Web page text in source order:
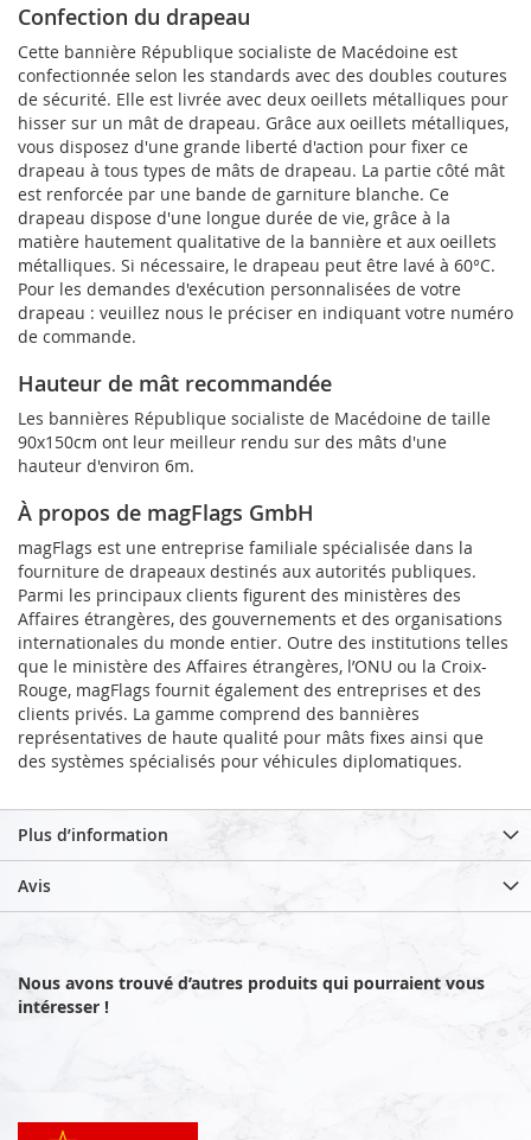
Confection du drapeau
Cette bannière République socialiste de Macédoine est
confectionnée selon les standards avec des doubles coutures
de sécurité. Elle est livrée avec deux oeillets métalliques pour
hisser sur un mât de drapeau. Grâce aux oeillets métalliques,
vous disposez d'une grande liberté d'action pour fixer ce
drapeau à tous types de mâts de drapeau. La partie côté mât
est renforcée par une bande de garniture blanche. Ce
drapeau dispose d'une longue durée de vie, grâce à la
matière hautement qualitative de la bannière et aux oeillets
métalliques. Si nécessaire, le drapeau peut être lavé à 60°C.
Pour les demandes d'exécution personnalisées de votre
drapeau : veuillez nous le préciser en indiquant votre numéro
de commande.
Hauteur de mât recommandée
Les bannières République socialiste de Macédoine de taille
90x150cm ont leur meilleur rendu sur des mâts d'une
hauteur d'environ 6m.
À propos de magFlags GmbH
magFlags est une entreprise familiale spécialisée dans la
fourniture de drapeaux destinés aux autorités publiques.
Parmi les principaux clients figurent des ministères des
Affaires étrangères, des gouvernements et des organisations
internationales du monde entier. Outre des institutions telles
que le ministère des Affaires étrangères, l’ONU ou la Croix-
Rouge, magFlags fournit également des entreprises et des
clients privés. La gamme comprend des bannières
représentatives de haute qualité pour mâts fixes ainsi que
des systèmes spécialisés pour véhicules diplomatiques.
Plus d’information
Avis
Nous avons trouvé d’autres produits qui pourraient vous
intéresser !